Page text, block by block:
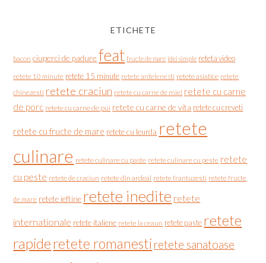
ETICHETE
bacon ciuperci de padure feat fructe de mare idei simple reteta video
retete 10 minute retete 15 minute retete ardelenesti retete asiatice retete
chinezesti retete craciun retete cu carne de miel retete cu carne
de porc retete cu carne de pui retete cu carne de vita retete cu creveti
retete cu fructe de mare retete cu leurda retete
culinare retete culinare cu paste retete culinare cu peste retete
cu peste retete de craciun retete din ardeal retete frantuzesti retete fructe
de mare retete ieftine retete inedite retete
internationale retete italiene retete la ceaun retete paste retete
rapideretete romanesti retete sanatoase